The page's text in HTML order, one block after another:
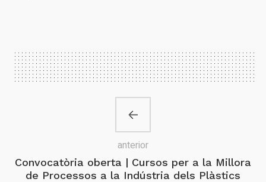
Convocatòria oberta | Cursos per a la Millora
de Processos a la Indústria dels Plàstics
anterior